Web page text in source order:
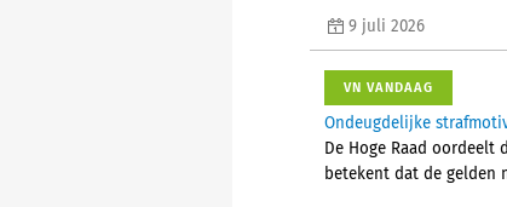
9 juli 2026
VN VANDAAG
Ondeugdelijke
De Hoge Raad
betekent dat de gelden